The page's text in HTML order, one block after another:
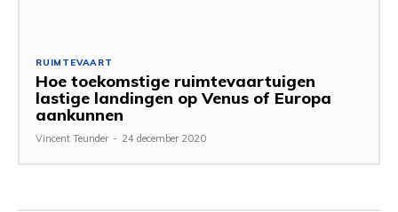
RUIMTEVAART
Hoe toekomstige ruimtevaartuigen
lastige landingen op Venus of Europa
aankunnen
Vincent Teunder - 24 december 2020